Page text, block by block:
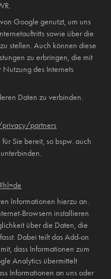
Google genutzt, um uns
sowie über die
stellen. Auch können diese
zu erbringen, die mit
Nutzung des Internets
Daten zu verbinden.
partners
Sie bereit, so bspw. auch
Informationen hierzu an.
Browsern installieren
über die Daten, die
Dabei teilt das Add-on
dass Informationen zum
Analytics übermittelt
Informationen an uns oder